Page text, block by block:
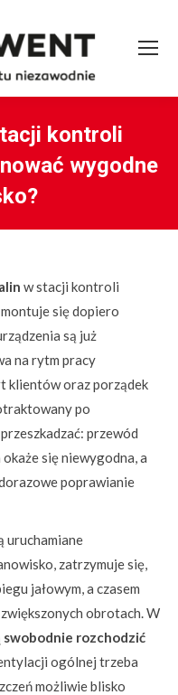
kontroli
wygodne
w stacji kontroli
się dopiero
są już
na rytm pracy
klientów oraz porządek
po
przewód
okaże się niewygodna, a
poprawianie
uruchamiane
zatrzymuje się,
jałowym, a czasem
obrotach. W
swobodnie rozchodzić
ogólnej trzeba
możliwie blisko